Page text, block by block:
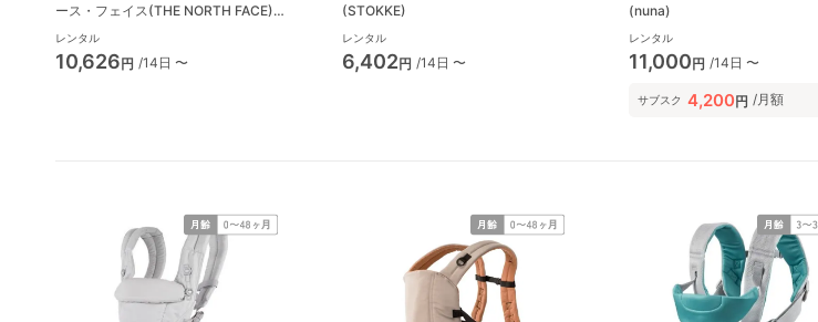
ース・フェイス(THE NORTH FACE)
抱っこ紐・おんぶ紐 R007
レンタル
10,626円 /14日 〜
(STOKKE)
レンタル
6,402円 /14日 〜
(nuna)
レンタル
11,000円 /14日 〜
サブスク 4,200円 /月額